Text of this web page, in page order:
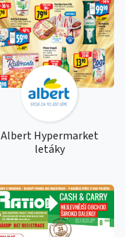
Albert Hypermarket
letáky